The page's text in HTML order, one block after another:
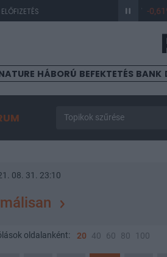
ELŐFIZETÉS 363,17 -0,61%
HÁBORÚ BEFEKTETÉS BANK
Topikok szűrése
08. 31. 23:10
oldalanként: 20 40 60 80 100